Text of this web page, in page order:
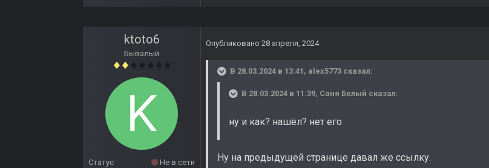
ktoto6
Бывалый
Статус
Не в сети
Опубликовано 28 апреля, 2024
В 28.03.2024 в 13:41, alex5773 сказал:
В 28.03.2024 в 11:39, Саня Белый сказал:
ну и как? нашёл? нет его
Ну на предыдущей странице давал же ссылку.